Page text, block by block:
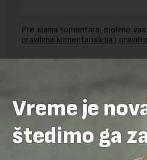
Pre slanja komentara, molimo
pravilima komentarisanja i
Vreme je
štedimo ga